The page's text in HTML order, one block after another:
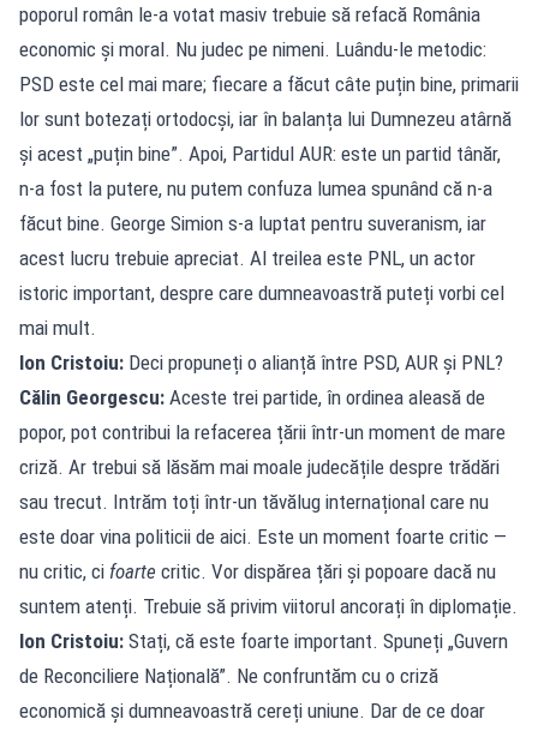
poporul român le-a votat masiv trebuie să refacă România
economic și moral. Nu judec pe nimeni. Luându-le metodic:
PSD este cel mai mare; fiecare a făcut câte puțin bine, primarii
lor sunt botezați ortodocși, iar în balanța lui Dumnezeu atârnă
și acest „puțin bine”. Apoi, Partidul AUR: este un partid tânăr,
n-a fost la putere, nu putem confuza lumea spunând că n-a
făcut bine. George Simion s-a luptat pentru suveranism, iar
acest lucru trebuie apreciat. Al treilea este PNL, un actor
istoric important, despre care dumneavoastră puteți vorbi cel
mai mult.
Ion Cristoiu: Deci propuneți o alianță între PSD, AUR și PNL?
Călin Georgescu: Aceste trei partide, în ordinea aleasă de
popor, pot contribui la refacerea țării într-un moment de mare
criză. Ar trebui să lăsăm mai moale judecățile despre trădări
sau trecut. Intrăm toți într-un tăvălug internațional care nu
este doar vina politicii de aici. Este un moment foarte critic —
nu critic, ci foarte critic. Vor dispărea țări și popoare dacă nu
suntem atenți. Trebuie să privim viitorul ancorați în diplomație.
Ion Cristoiu: Stați, că este foarte important. Spuneți „Guvern
de Reconciliere Națională”. Ne confruntăm cu o criză
economică și dumneavoastră cereți uniune. Dar de ce doar